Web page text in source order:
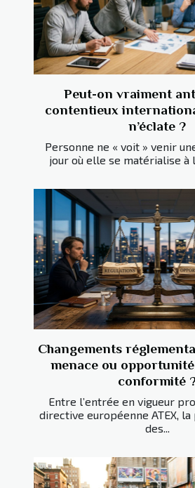
Peut-on vraiment
contentieux
n’éclate ?
Personne ne « voit » venir
jour où elle se matérialise à
Changements
menace ou
conformité
Entre l’entrée en vigueur
directive européenne ATEX,
des...